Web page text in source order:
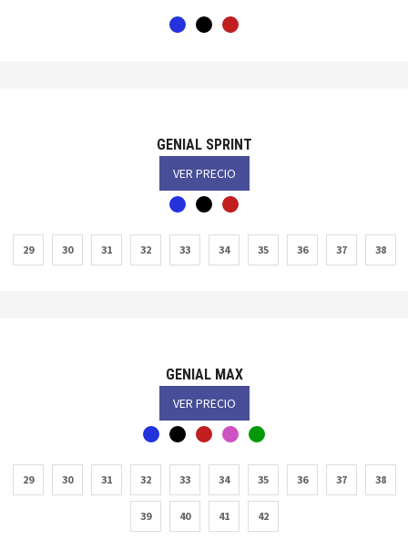
GENIAL SPRINT
VER PRECIO
29 30 31 32 33 34 35 36 37 38
GENIAL MAX
VER PRECIO
29 30 31 32 33 34 35 36 37 38
39 40 41 42